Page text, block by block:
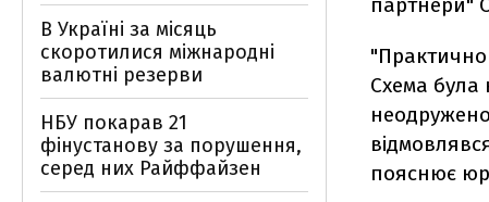
Схема була
пояснює
В Україні за місяць
скоротилися міжнародні
валютні резерви
НБУ покарав 21
фінустанову за порушення,
серед них Райффайзен